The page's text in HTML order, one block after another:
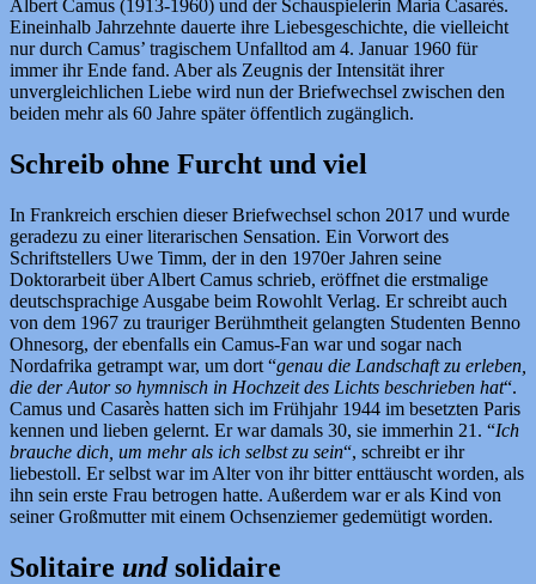
Albert Camus (1913-1960) und der Schauspielerin Maria Casarès.
Eineinhalb Jahrzehnte dauerte ihre Liebesgeschichte, die vielleicht
nur durch Camus’ tragischem Unfalltod am 4. Januar 1960 für
immer ihr Ende fand. Aber als Zeugnis der Intensität ihrer
unvergleichlichen Liebe wird nun der Briefwechsel zwischen den
beiden mehr als 60 Jahre später öffentlich zugänglich.
Schreib ohne Furcht und viel
In Frankreich erschien dieser Briefwechsel schon 2017 und wurde
geradezu zu einer literarischen Sensation. Ein Vorwort des
Schriftstellers Uwe Timm, der in den 1970er Jahren seine
Doktorarbeit über Albert Camus schrieb, eröffnet die erstmalige
deutschsprachige Ausgabe beim Rowohlt Verlag. Er schreibt auch
von dem 1967 zu trauriger Berühmtheit gelangten Studenten Benno
Ohnesorg, der ebenfalls ein Camus-Fan war und sogar nach
Nordafrika getrampt war, um dort “genau die Landschaft zu erleben,
die der Autor so hymnisch in Hochzeit des Lichts beschrieben hat“.
Camus und Casarès hatten sich im Frühjahr 1944 im besetzten Paris
kennen und lieben gelernt. Er war damals 30, sie immerhin 21. “Ich
brauche dich, um mehr als ich selbst zu sein“, schreibt er ihr
liebestoll. Er selbst war im Alter von ihr bitter enttäuscht worden, als
ihn sein erste Frau betrogen hatte. Außerdem war er als Kind von
seiner Großmutter mit einem Ochsenziemer gedemütigt worden.
Solitaire undsolidaire